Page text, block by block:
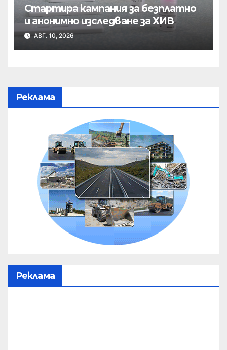
Стартира кампания за безплатно
и анонимно изследване за ХИВ
АВГ. 10, 2026
Реклама
Реклама